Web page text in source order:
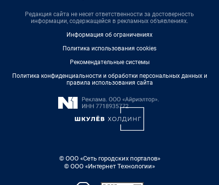
Редакция сайта не несет ответственности за достоверность
информации, содержащейся в рекламных объявлениях.
Информация об ограничениях
Политика использования cookies
Рекомендательные системы
Политика конфиденциальности и обработки персональных данных и
правила использования сайта
© ООО «Сеть городских порталов»
© ООО «Интернет Технологии»